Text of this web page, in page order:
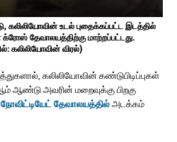
கலிலியோவின் உடல் புதைக்கப்பட்ட இடத்தில்
க்ரோஸ் தேவாலயத்திற்கு மாற்றப்பட்டது.
கலிலியோவின் விரல்)
கலிலியோவின் கண்டுபிடிப்புகள்
அவரின் மறைவுக்கு பிறகு
நோவிட்டியேட் தேவாலயத்தில்அடக்கம்